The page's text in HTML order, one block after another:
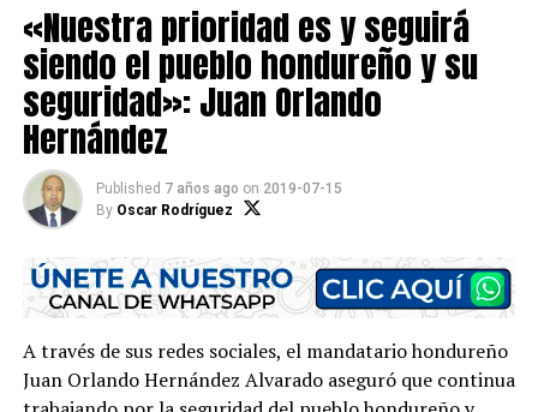
«Nuestra prioridad es y seguirá
siendo el pueblo hondureño y su
seguridad»: Juan Orlando
Hernández
Published 7 años ago on 2019-07-15
By Oscar Rodríguez
A través de sus redes sociales, el mandatario hondureño
Juan Orlando Hernández Alvarado aseguró que continua